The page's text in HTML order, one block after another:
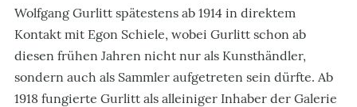
Wolfgang Gurlitt spätestens ab 1914 in direktem
Kontakt mit Egon Schiele, wobei Gurlitt schon ab
diesen frühen Jahren nicht nur als Kunsthändler,
sondern auch als Sammler aufgetreten sein dürfte. Ab
1918 fungierte Gurlitt als alleiniger Inhaber der Galerie